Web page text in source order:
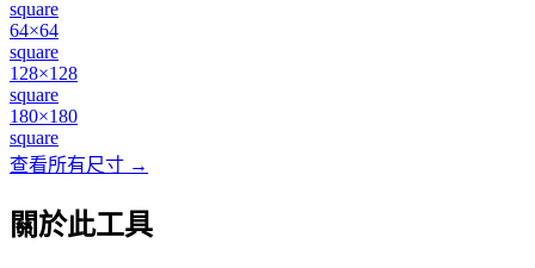
square
64×64
square
128×128
square
180×180
square
查看所有尺寸 →
關於此工具